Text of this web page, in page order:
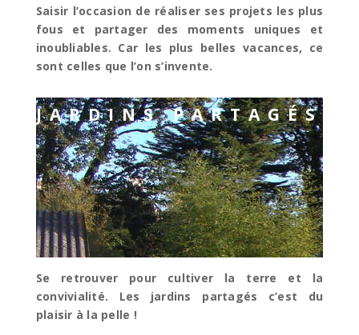
Saisir l’occasion de réaliser ses projets les plus
fous et partager des moments uniques et
inoubliables. Car les plus belles vacances, ce
sont celles que l’on s’invente.
JARDINS PARTAGÉS
Se retrouver pour cultiver la terre et la
convivialité. Les jardins partagés c’est du
plaisir à la pelle !